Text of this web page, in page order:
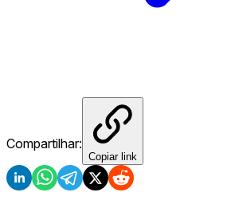
Compartilhar:
Copiar link